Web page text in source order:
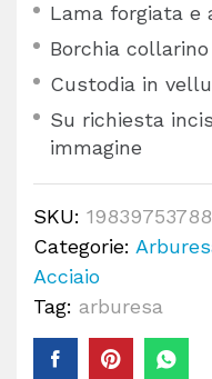
Lama forgiata e
Borchia
Custodia in
Su richiesta
immagine
SKU:
Categorie:
Acciaio
Tag: arburesa